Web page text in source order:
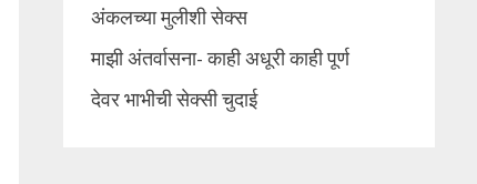
अंकलच्या मुलीशी सेक्स
माझी अंतर्वासना- काही अधूरी काही पूर्ण
देवर भाभीची सेक्सी चुदाई